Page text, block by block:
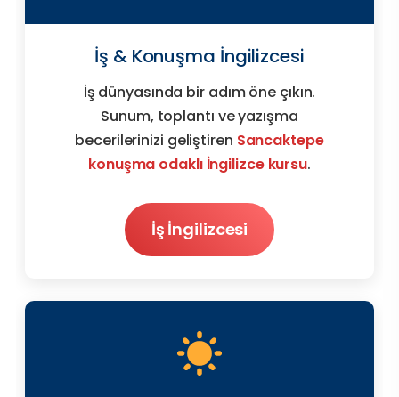
İş & Konuşma İngilizcesi
İş dünyasında bir adım öne çıkın.
Sunum, toplantı ve yazışma
becerilerinizi geliştiren Sancaktepe
konuşma odaklı İngilizce kursu.
İş İngilizcesi